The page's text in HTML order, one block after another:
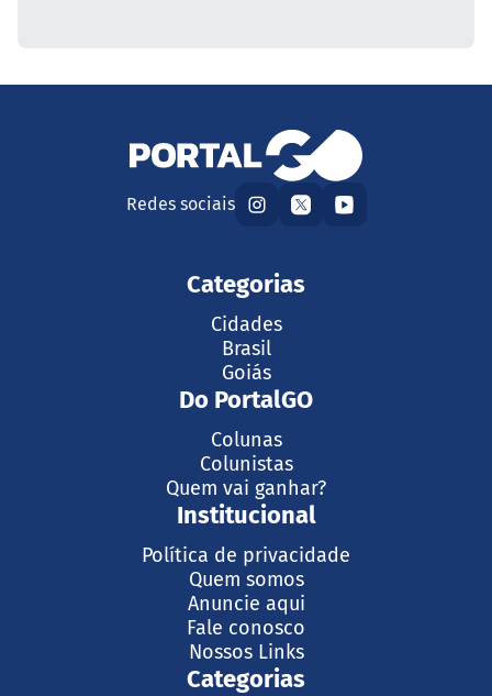
Redes sociais
Categorias
Cidades
Brasil
Goiás
Do PortalGO
Colunas
Colunistas
Quem vai ganhar?
Institucional
Política de privacidade
Quem somos
Anuncie aqui
Fale conosco
Nossos Links
Categorias